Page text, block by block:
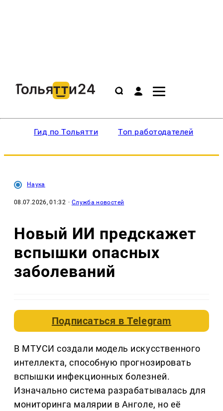
Гид по Тольятти Топ работодателей
Наука
08.07.2026, 01:32 · Служба новостей
Новый ИИ предскажет
вспышки опасных
заболеваний
Подписаться вTelegram
В МТУСИ создали модель искусственного
интеллекта, способную прогнозировать
вспышки инфекционных болезней.
Изначально система разрабатывалась для
мониторинга малярии в Анголе, но её